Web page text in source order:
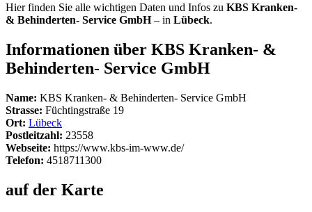
Hier finden Sie alle wichtigen Daten und Infos zu KBS Kranken-
& Behinderten- Service GmbH– in Lübeck.
Informationen über KBS Kranken- &
Behinderten- Service GmbH
Name: KBS Kranken- & Behinderten- Service GmbH
Strasse: Füchtingstraße 19
Ort: Lübeck
Postleitzahl: 23558
Webseite: https://www.kbs-im-www.de/
Telefon: 4518711300
auf der Karte